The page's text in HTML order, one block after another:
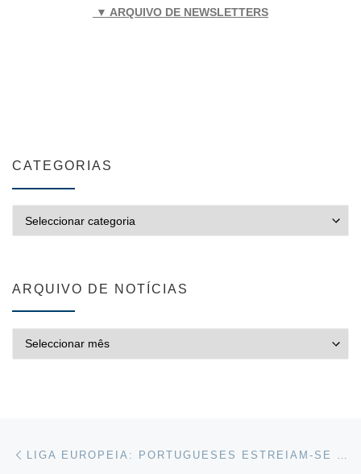
▼ ARQUIVO DE NEWSLETTERS
CATEGORIAS
ARQUIVO DE NOTÍCIAS
Post navigation